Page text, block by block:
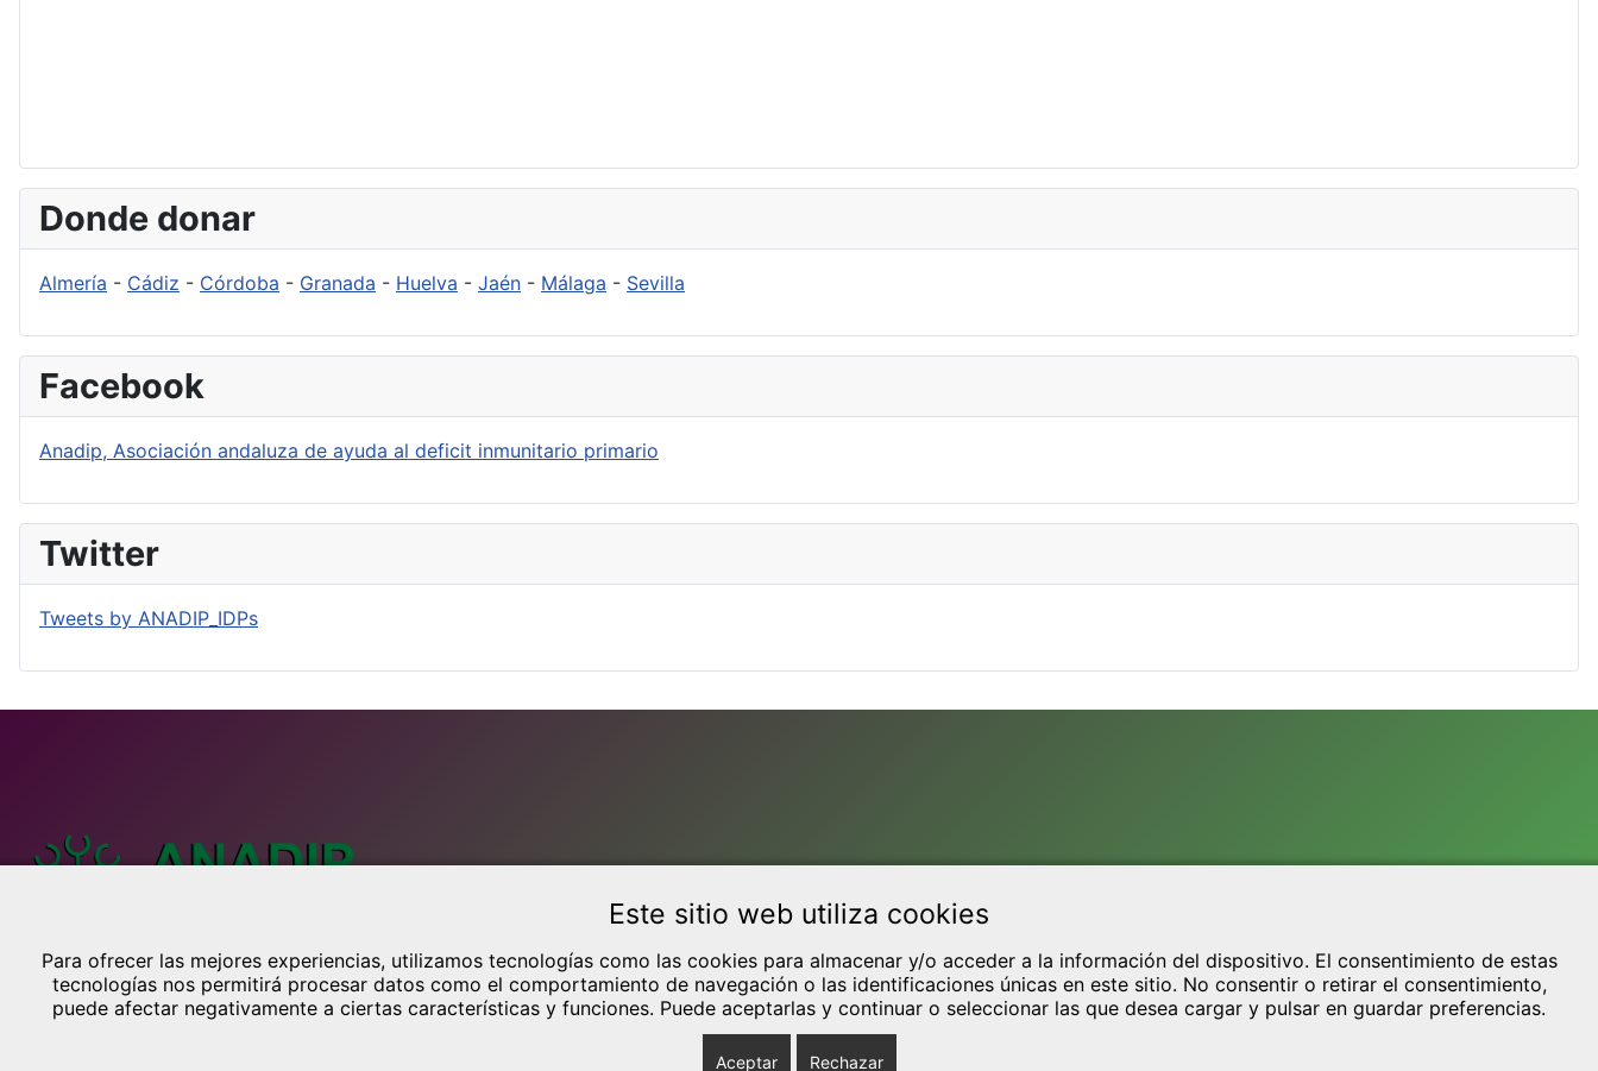
Donde donar
Almería - Cádiz - Córdoba - Granada - Huelva - Jaén - Málaga - Sevilla
Facebook
Anadip, Asociación andaluza de ayuda al deficit inmunitario primario
Twitter
Tweets by ANADIP_IDPs
General Lázaro Cárdenas, 1 Bl.13
14013 - Córdoba
CRÉDITOS Y TEXTOS LEGALES
Política de Privacidad
Política de cookies (UE)
Este sitio web utiliza cookies
Para ofrecer las mejores experiencias, utilizamos tecnologías como las cookies para almacenar y/o acceder a la información del dispositivo. El consentimiento de estas
tecnologías nos permitirá procesar datos como el comportamiento de navegación o las identificaciones únicas en este sitio. No consentir o retirar el consentimiento,
puede afectar negativamente a ciertas características y funciones. Puede aceptarlas y continuar o seleccionar las que desea cargar y pulsar en guardar preferencias.
Aceptar Rechazar